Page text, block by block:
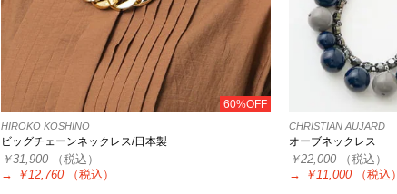
60%OFF
HIROKO KOSHINO
ビッグチェーンネックレス/日本製
￥31,900（税込）
→
￥12,760 （税込）
CHRISTIAN AUJARD
オーブネックレス
￥22,000（税込）
→
￥11,000 （税込）